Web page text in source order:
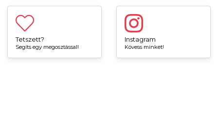
Tetszett?
Segíts egy megosztással!
Instagram
Kövess minket!